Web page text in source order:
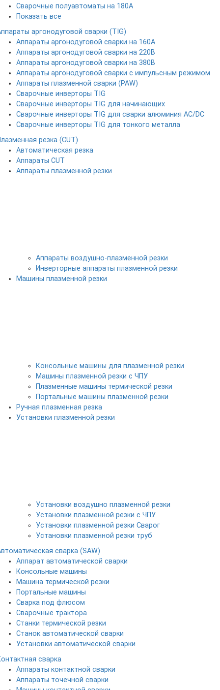
Сварочные полуавтоматы на 180А
Показать все
аргонодуговой сварки (TIG)
Аппараты аргонодуговой сварки на 160А
Аппараты аргонодуговой сварки на 220В
Аппараты аргонодуговой сварки на 380В
Аппараты аргонодуговой сварки с импульсным режимом
Аппараты плазменной сварки (PAW)
Сварочные инверторы TIG
Сварочные инверторы TIG для начинающих
Сварочные инверторы TIG для сварки алюминия AC/DC
Сварочные инверторы TIG для тонкого металла
резка (CUT)
Автоматическая резка
Аппараты CUT
Аппараты плазменной резки
Аппараты воздушно-плазменной резки
Инверторные аппараты плазменной резки
Машины плазменной резки
Консольные машины для плазменной резки
Машины плазменной резки с ЧПУ
Плазменные машины термической резки
Портальные машины плазменной резки
Ручная плазменная резка
Установки плазменной резки
Установки воздушно плазменной резки
Установки плазменной резки с ЧПУ
Установки плазменной резки Сварог
Установки плазменной резки труб
сварка (SAW)
Аппарат автоматической сварки
Консольные машины
Машина термической резки
Портальные машины
Сварка под флюсом
Сварочные трактора
Станки термической резки
Станок автоматической сварки
Установки автоматической сварки
сварка
Аппараты контактной сварки
Аппараты точечной сварки